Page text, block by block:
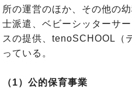
所の運営のほか、その他の
士派遣、ベビーシッターサ
スの提供、tenoSCHOOL（
っている。
（1）公的保育事業